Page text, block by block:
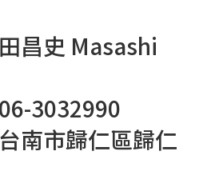
昌史 Masashi
3032990
南市歸仁區歸仁